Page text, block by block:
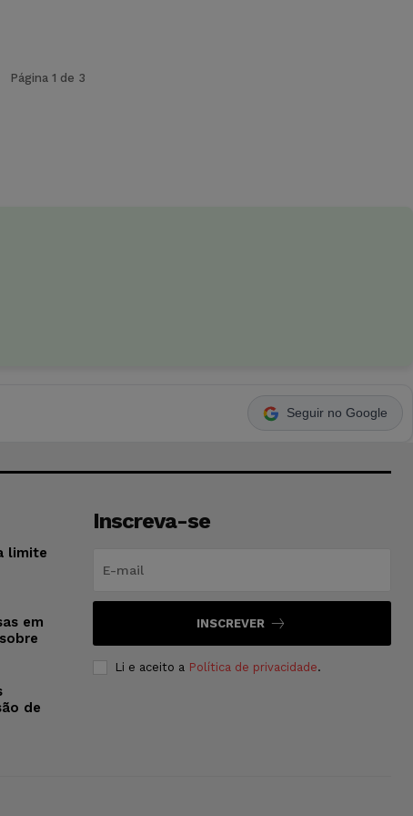
Página 1 de 3
Seguir no Google
limite
em
de
Inscreva-se
INSCREVER
Li e aceito a Política de privacidade.